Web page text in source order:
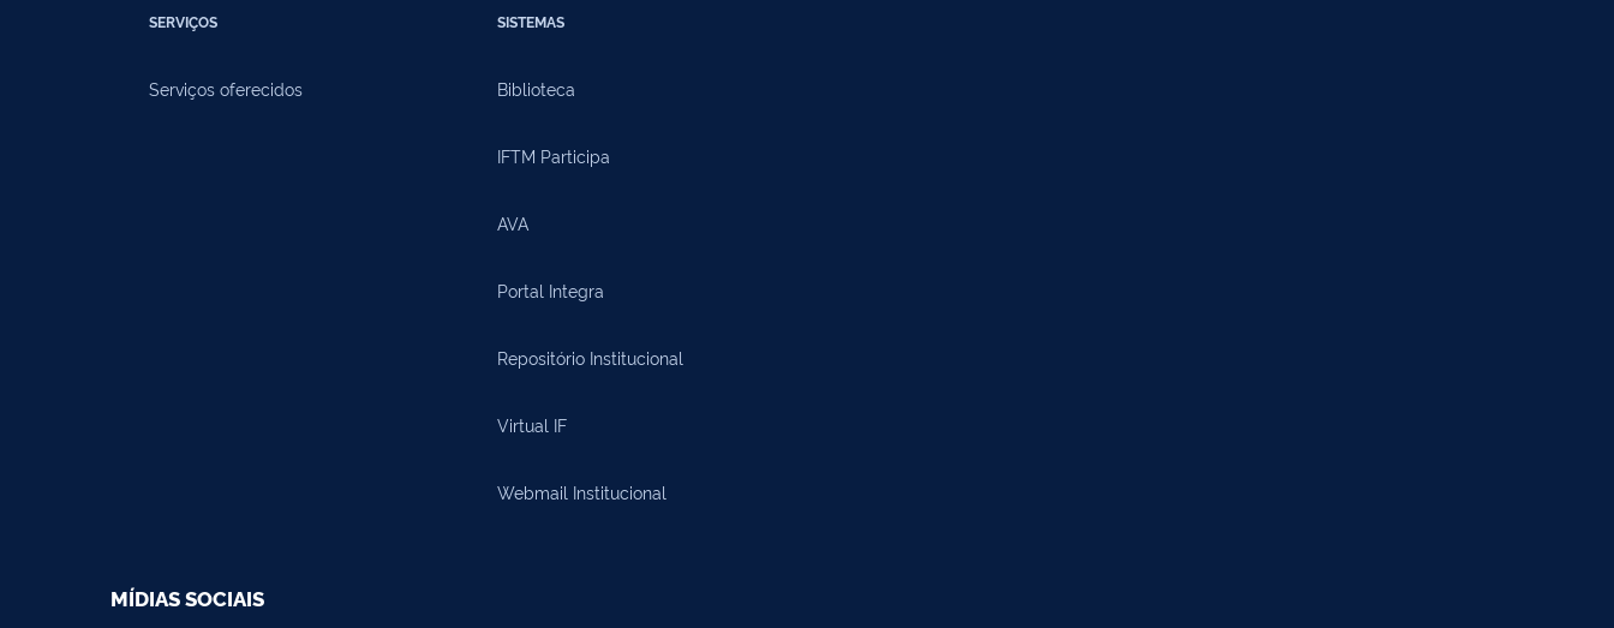
SERVIÇOS
Serviços oferecidos
SISTEMAS
Biblioteca
IFTM Participa
AVA
Portal Integra
Repositório Institucional
Virtual IF
Webmail Institucional
MÍDIAS SOCIAIS